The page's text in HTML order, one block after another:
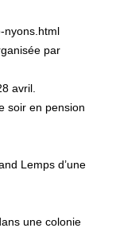
nyons.html
par
avril.
soir en pension
Lemps d’une
une colonie